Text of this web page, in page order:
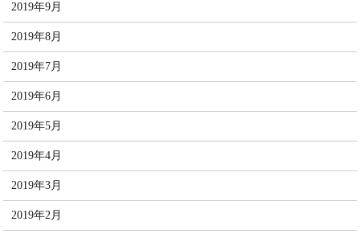
2019年9月
2019年8月
2019年7月
2019年6月
2019年5月
2019年4月
2019年3月
2019年2月